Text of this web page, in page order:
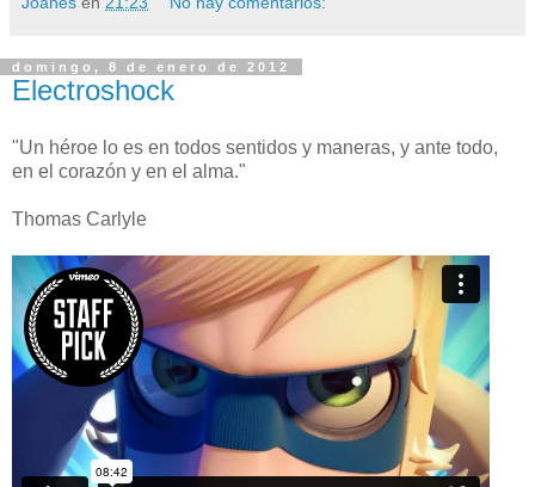
domingo, 8 de enero de 2012
Electroshock
"Un héroe lo es en todos sentidos y maneras, y ante todo,
en el corazón y en el alma."
Thomas Carlyle